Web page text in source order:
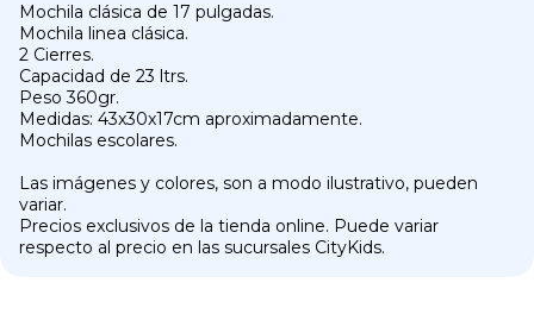
Mochila clásica de 17 pulgadas.
Mochila linea clásica.
2 Cierres.
Capacidad de 23 ltrs.
Peso 360gr.
Medidas: 43x30x17cm aproximadamente.
Mochilas escolares.
Las imágenes y colores, son a modo ilustrativo, pueden
variar.
Precios exclusivos de la tienda online. Puede variar
respecto al precio en las sucursales CityKids.